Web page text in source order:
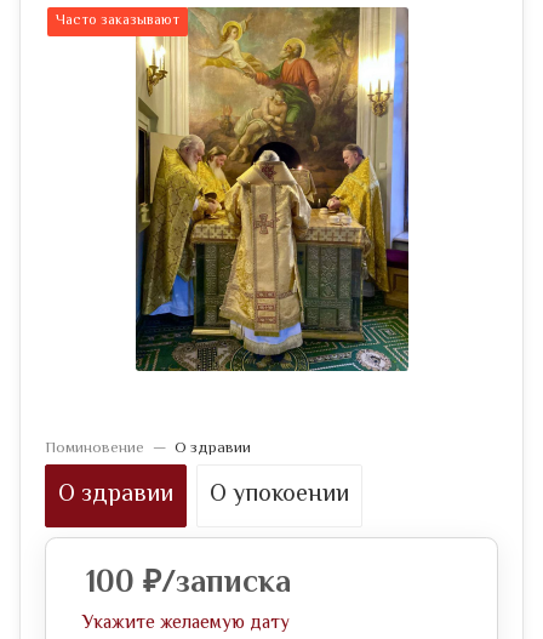
Часто заказывают
Поминовение — О здравии
О здравии О упокоении
100 ₽/записка
Укажите желаемую дату